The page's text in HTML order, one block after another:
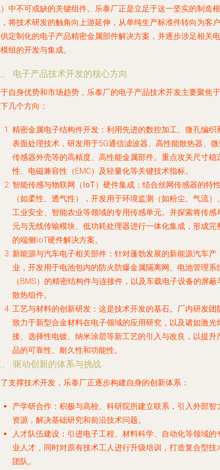
中不可或缺的关键组件。乐泰厂正是立足于这一坚实的制造根
将技术研发的触角向上游延伸，从单纯生产标准件转向为客户
定制化的电子产品精密金属部件解决方案，并逐步涉足相关电
组的开发与集成。
电子产品技术开发的核心方向
自身优势和市场趋势，乐泰厂的电子产品技术开发主要聚焦于
几个方向：
精密金属电子结构件开发 ：利用先进的数控加工、微孔编织
表面处理技术，研发用于5G通信滤波器、高性能散热器、
传感器外壳等的高精度、高性能金属部件。重点攻关尺寸稳
性、电磁兼容性（EMC）及轻量化等关键技术指标。
智能传感与物联网（IoT）硬件集成 ：结合丝网传感器的特
（如柔性、透气性），开发用于环境监测（如粉尘、气流）
工业安全、智能农业等领域的专用传感单元。并探索将传感
元与无线传输模块、低功耗处理器进行一体化集成，形成完
的端侧IoT硬件解决方案。
新能源与汽车电子相关部件 ：针对蓬勃发展的新能源汽车产
业，开发用于电池包内的防火防爆金属隔离网、电池管理系
（BMS）的精密结构件与连接件，以及车载电子设备的屏蔽
散热组件。
工艺与材料的创新研发 ：这是技术开发的基石。厂内研发团
致力于新型合金材料在电子领域的应用研究，以及诸如激光
接、选择性电镀、纳米涂层等新工艺的引入与改良，以提升
品的可靠性、耐久性和功能性。
驱动创新的体系与挑战
支撑技术开发，乐泰厂正逐步构建自身的创新体系：
产学研合作 ：积极与高校、科研院所建立联系，引入外部智
资源，解决基础研究和前沿技术问题。
人才队伍建设 ：引进电子工程、材料科学、自动化等领域的
业人才，同时对原有技术工人进行升级培训，打造复合型技
团队。